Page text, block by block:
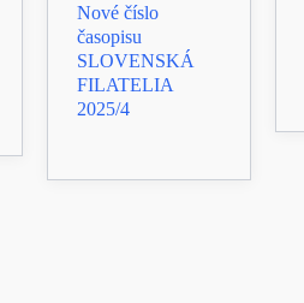
Nové číslo
časopisu
SLOVENSKÁ
FILATELIA
2025/4